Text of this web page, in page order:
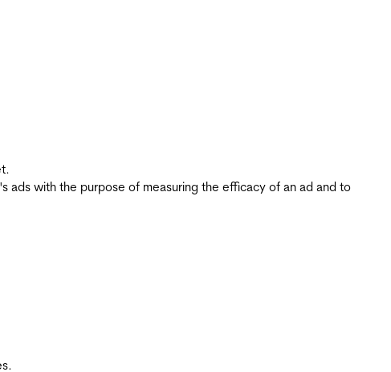
with the purpose of measuring the efficacy of an ad and to